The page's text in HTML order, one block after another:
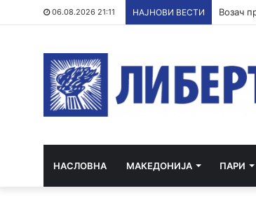
06.08.2026 21:11 НАЈНОВИ ВЕСТИ
НАСЛОВНА МАКЕДОНИЈА ПАРИ